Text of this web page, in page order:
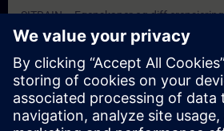
SITRAIN – Egenskaper og diff